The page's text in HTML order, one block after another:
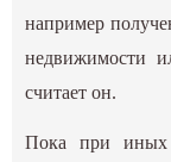
например
недвижимости
считает он.
Пока при иных